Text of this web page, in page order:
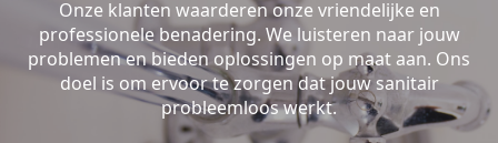
Onze klanten waarderen onze vriendelijke en
professionele benadering. We luisteren naar jouw
problemen en bieden oplossingen op maat aan. Ons
doel is om ervoor te zorgen dat jouw sanitair
probleemloos werkt.